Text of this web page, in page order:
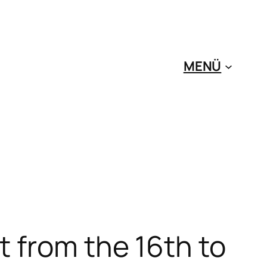
MENÜ
from the 16th to